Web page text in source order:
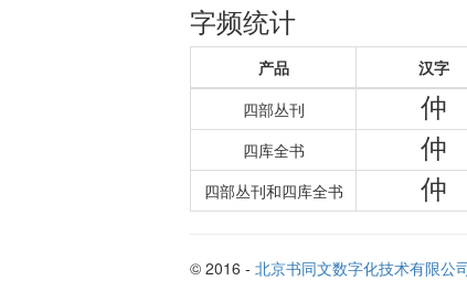
字频统计
产品 汉字
四部丛刊
仲
四库全书
仲
四部丛刊和四库全书
仲
© 2016 - 北京书同文数字化技术有限公